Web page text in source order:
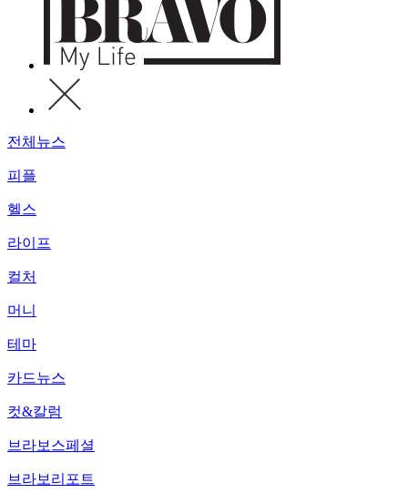
전체뉴스
피플
헬스
라이프
컬처
머니
테마
카드뉴스
컷&칼럼
브라보스페셜
브라보리포트